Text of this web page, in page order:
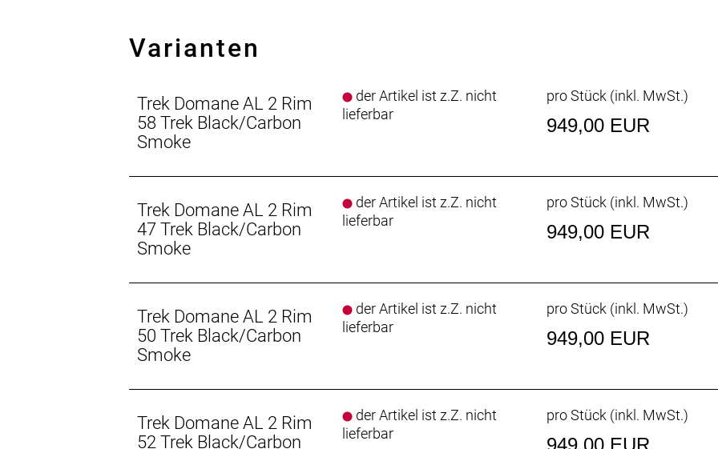
- Dank DuoTrap S-Kompatibilität kannst du deine Ausfahrten drahtlos verfolgen und deine
Die Pedale sind zwei der fünf Kontaktpunkte, die dich mit deinem Fahrrad verbinden. Und
Pedale ausgeliefert wird, kann ein Pedal-Upgrade für mehr Kontrolle und Grip dein
unseres Pedalratgebers findest du die besten Modelle passend zu deinem Fahrstil. Für
Plattformpedale.
Rahmen: 100 Series Alpha Aluminium, Schutzblechösen, DuoTrap S-kompatibel,
Gangschaltung: Shimano Claris R2000, mittellanger Käfig, max. 34 Z. an größtem Ritzel
Schalthebel: Shimano Claris ST-R2000-R, 8 speed, right // Shimano Claris ST-R2000-L, 8 speed,
Varianten
Trek Domane AL 2 Rim
58 Trek Black/Carbon
Smoke
der Artikel ist z.Z. nicht
lieferbar
pro Stück (inkl. MwSt.)
949,00 EUR
Trek Domane AL 2 Rim
47 Trek Black/Carbon
Smoke
der Artikel ist z.Z. nicht
lieferbar
pro Stück (inkl. MwSt.)
949,00 EUR
Trek Domane AL 2 Rim
50 Trek Black/Carbon
Smoke
der Artikel ist z.Z. nicht
lieferbar
pro Stück (inkl. MwSt.)
949,00 EUR
Trek Domane AL 2 Rim
52 Trek Black/Carbon
der Artikel ist z.Z. nicht
lieferbar
pro Stück (inkl. MwSt.)
949,00 EUR